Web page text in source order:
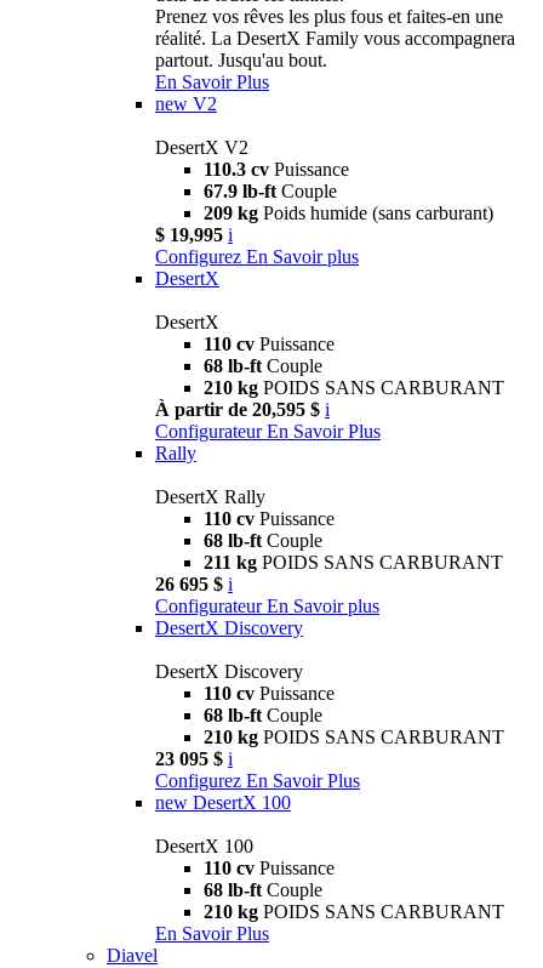
Prenez vos rêves les plus fous et faites-en une
réalité. La DesertX Family vous accompagnera
partout. Jusqu'au bout.
En Savoir Plus
new V2
DesertX V2
110.3 cv Puissance
67.9 lb-ft Couple
209 kg Poids humide (sans carburant)
$ 19,995 i
Configurez En Savoir plus
DesertX
DesertX
110 cv Puissance
68 lb-ft Couple
210 kg POIDS SANS CARBURANT
À partir de 20,595 $ i
Configurateur En Savoir Plus
Rally
DesertX Rally
110 cv Puissance
68 lb-ft Couple
211 kg POIDS SANS CARBURANT
26 695 $ i
Configurateur En Savoir plus
DesertX Discovery
DesertX Discovery
110 cv Puissance
68 lb-ft Couple
210 kg POIDS SANS CARBURANT
23 095 $ i
Configurez En Savoir Plus
new DesertX 100
DesertX 100
110 cv Puissance
68 lb-ft Couple
210 kg POIDS SANS CARBURANT
En Savoir Plus
Diavel